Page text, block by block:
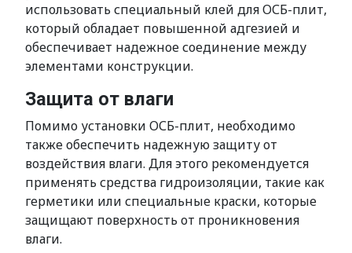
использовать специальный клей для ОСБ-плит,
который обладает повышенной адгезией и
обеспечивает надежное соединение между
элементами конструкции.
Защита от влаги
Помимо установки ОСБ-плит, необходимо
также обеспечить надежную защиту от
воздействия влаги. Для этого рекомендуется
применять средства гидроизоляции, такие как
герметики или специальные краски, которые
защищают поверхность от проникновения
влаги.